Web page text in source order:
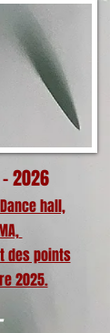
2026
Dance hall,
des points
2025.